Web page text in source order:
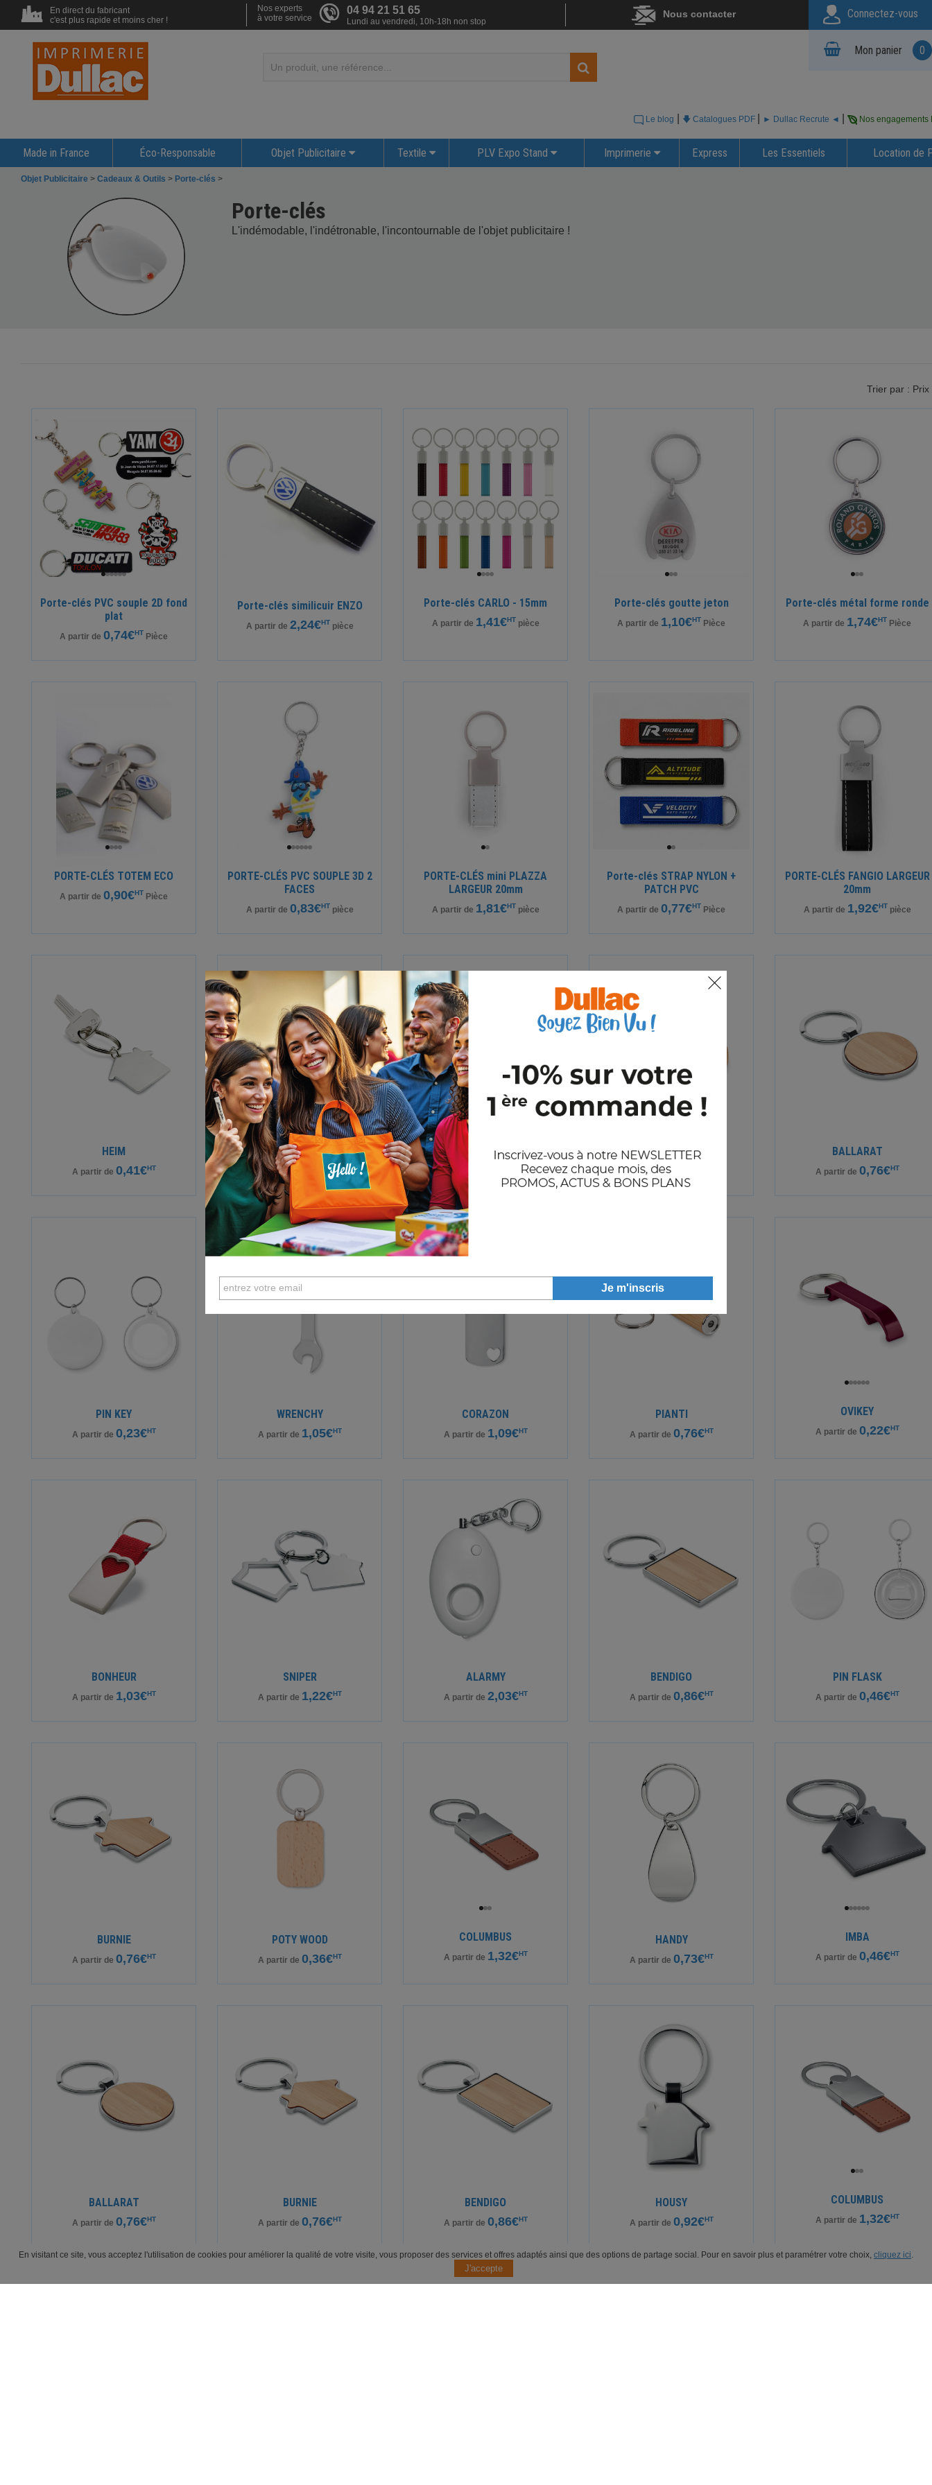
En direct du fabricant
c'est plus rapide et moins cher !
Nos experts
à votre service
04 94 21 51 65
Lundi au vendredi, 10h-18h non stop
Nous contacter Connectez-vous
Mon panier 0
Le blog 🡇 Catalogues PDF ► Dullac Recrute ◄ Nos engagements
Made in France Éco-Responsable Objet Publicitaire Textile PLV Expo Stand Imprimerie Express Les Essentiels Location de
Objet Publicitaire > Cadeaux & Outils > Porte-clés >
Porte-clés
L'indémodable, l'indétronable, l'incontournable de l'objet publicitaire !
Trier par : Prix
Porte-clés PVC souple 2D fond
plat
A partir de 0,74€HT Pièce
Porte-clés similicuir ENZO
A partir de 2,24€HT pièce
Porte-clés CARLO - 15mm
A partir de 1,41€HT pièce
Porte-clés goutte jeton
A partir de 1,10€HT Pièce
Porte-clés métal forme ronde
A partir de 1,74€HT Pièce
PORTE-CLÉS TOTEM ECO
A partir de 0,90€HT Pièce
PORTE-CLÉS PVC SOUPLE 3D 2
FACES
A partir de 0,83€HT pièce
PORTE-CLÉS mini PLAZZA
LARGEUR 20mm
A partir de 1,81€HT pièce
Porte-clés STRAP NYLON +
PATCH PVC
A partir de 0,77€HT Pièce
PORTE-CLÉS FANGIO LARGEUR
20mm
A partir de 1,92€HT pièce
HEIM
A partir de 0,41€HT
TECH
A partir de 0,76€HT
RECTANGLO
A partir de HT
BOAT
A partir de
BALLARAT
A partir de 0,76€HT
PIN KEY
A partir de 0,23€HT
WRENCHY
A partir de 1,05€HT
CORAZON
A partir de 1,09€HT
PIANTI
A partir de 0,76€HT
OVIKEY
A partir de 0,22€HT
BONHEUR
A partir de 1,03€HT
SNIPER
A partir de 1,22€HT
ALARMY
A partir de 2,03€HT
BENDIGO
A partir de 0,86€HT
PIN FLASK
A partir de 0,46€HT
BURNIE
A partir de 0,76€HT
POTY WOOD
A partir de 0,36€HT
COLUMBUS
A partir de 1,32€HT
HANDY
A partir de 0,73€HT
IMBA
A partir de 0,46€HT
BALLARAT
A partir de 0,76€HT
BURNIE
A partir de 0,76€HT
BENDIGO
A partir de 0,86€HT
HOUSY
A partir de 0,92€HT
COLUMBUS
A partir de 1,32€HT
En visitant ce site, vous acceptez l'utilisation de cookies pour améliorer la qualité de votre visite, vous proposer des services et offres adaptés ainsi que des options de partage social. Pour en savoir plus et paramétrer votre choix, cliquez ici.